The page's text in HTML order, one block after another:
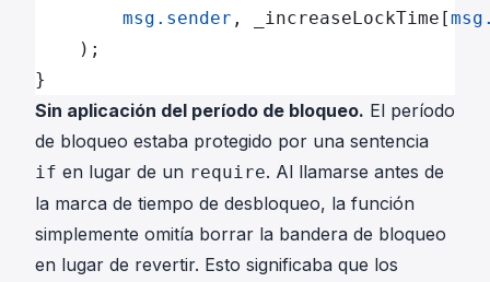
        msg.sender
, _increaseLockTime[
    );
}
Sin aplicación del período de bloqueo. El período
de bloqueo estaba protegido por una sentencia
if en lugar de un require. Al llamarse antes de
la marca de tiempo de desbloqueo, la función
simplemente omitía borrar la bandera de bloqueo
en lugar de revertir. Esto significaba que los